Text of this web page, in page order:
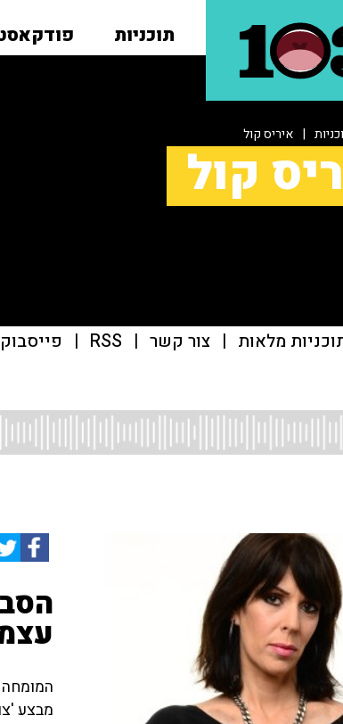
תוכניות
| איריס קול
קול
מלאות | צור קשר |
RSS
| פייסבוק
מבצע